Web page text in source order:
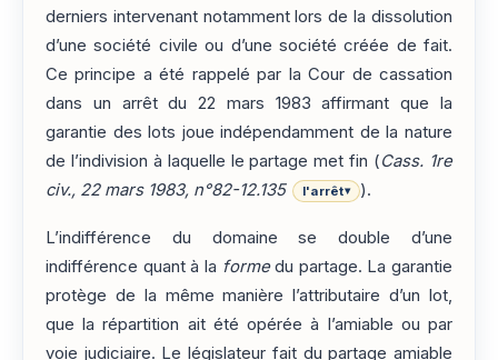
derniers intervenant notamment lors de la dissolution
d’une société civile ou d’une société créée de fait.
Ce principe a été rappelé par la Cour de cassation
dans un arrêt du 22 mars 1983 affirmant que la
garantie des lots joue indépendamment de la nature
de l’indivision à laquelle le partage met fin (Cass. 1re
civ., 22 mars 1983, n°82-12.135
l'arrêt▾ ).
L’indifférence du domaine se double d’une
indifférence quant à la formedu partage. La garantie
protège de la même manière l’attributaire d’un lot,
que la répartition ait été opérée à l’amiable ou par
voie judiciaire. Le législateur fait du partage amiable